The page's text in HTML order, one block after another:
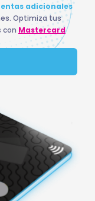
adicionales
Optimiza tus
con Mastercard